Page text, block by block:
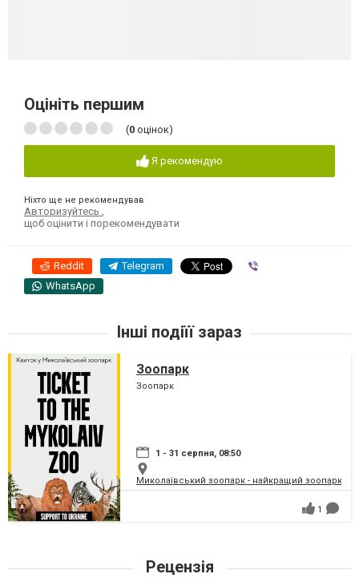
Оцініть першим
(0 оцінок)
Я рекомендую
Ніхто ще не рекомендував
Авторизуйтесь ,
щоб оцінити і порекомендувати
Reddit Telegram
WhatsApp
Інші подіїї зараз
Зоопарк
Зоопарк
1 - 31 серпня, 08:50
Миколаївський зоопарк - найкращий зоопарк
1
Рецензія